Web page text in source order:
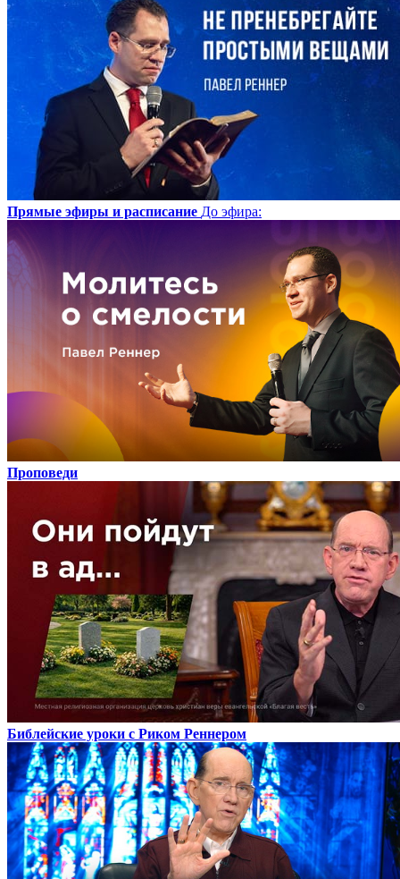
Прямые эфиры и расписание До эфира:
Проповеди
Библейские уроки с Риком Реннером